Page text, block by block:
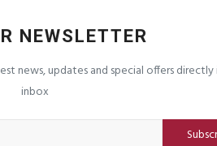
NEWSLETTER
news, updates and special offers directly
inbox